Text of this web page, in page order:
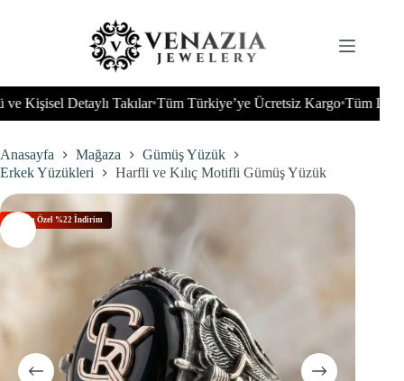
Detaylı Takılar•Tüm Türkiye’ye Ücretsiz Kargo •Tüm Dünyaya
Anasayfa Mağaza
Gümüş Yüzük
Erkek Yüzükleri
Harfli ve Kılıç Motifli Gümüş Yüzük
Bu Aya Özel %22 İndirim